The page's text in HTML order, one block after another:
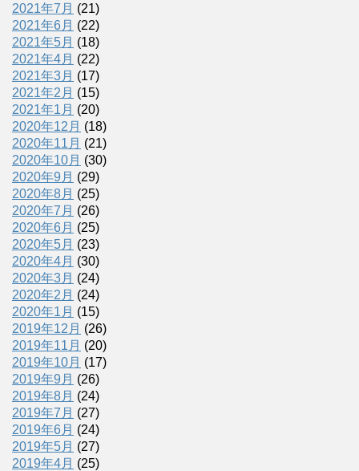
2021年7月 (21)
2021年6月 (22)
2021年5月 (18)
2021年4月 (22)
2021年3月 (17)
2021年2月 (15)
2021年1月 (20)
2020年12月 (18)
2020年11月 (21)
2020年10月 (30)
2020年9月 (29)
2020年8月 (25)
2020年7月 (26)
2020年6月 (25)
2020年5月 (23)
2020年4月 (30)
2020年3月 (24)
2020年2月 (24)
2020年1月 (15)
2019年12月 (26)
2019年11月 (20)
2019年10月 (17)
2019年9月 (26)
2019年8月 (24)
2019年7月 (27)
2019年6月 (24)
2019年5月 (27)
2019年4月 (25)